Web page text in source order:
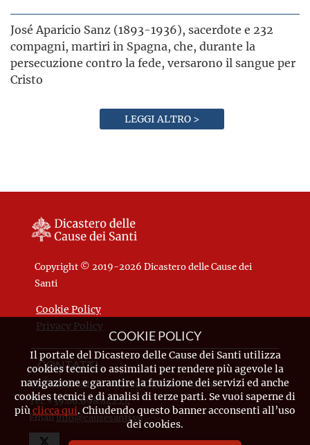
José Aparicio Sanz (1893-1936), sacerdote e 232
compagni, martiri in Spagna, che, durante la
persecuzione contro la fede, versarono il sangue per
Cristo
LEGGI ALTRO >
Copyright © 2019-2026 Dicastero delle Cause dei
Santi
Cookie Policy
Privacy Policy
CONTATTI
Piazza Pio XII, 10 - 00120 Città del Vaticano
Tel. +39.06.698.842.44
Emailinfo@causesanti.va
COOKIE POLICY
Il portale del Dicastero delle Cause dei Santi utilizza
cookies tecnici o assimilati per rendere più agevole la
navigazione e garantire la fruizione dei servizi ed anche
cookies tecnici e di analisi di terze parti. Se vuoi saperne di
piùclicca qui. Chiudendo questo banner acconsenti all’uso
dei cookies.